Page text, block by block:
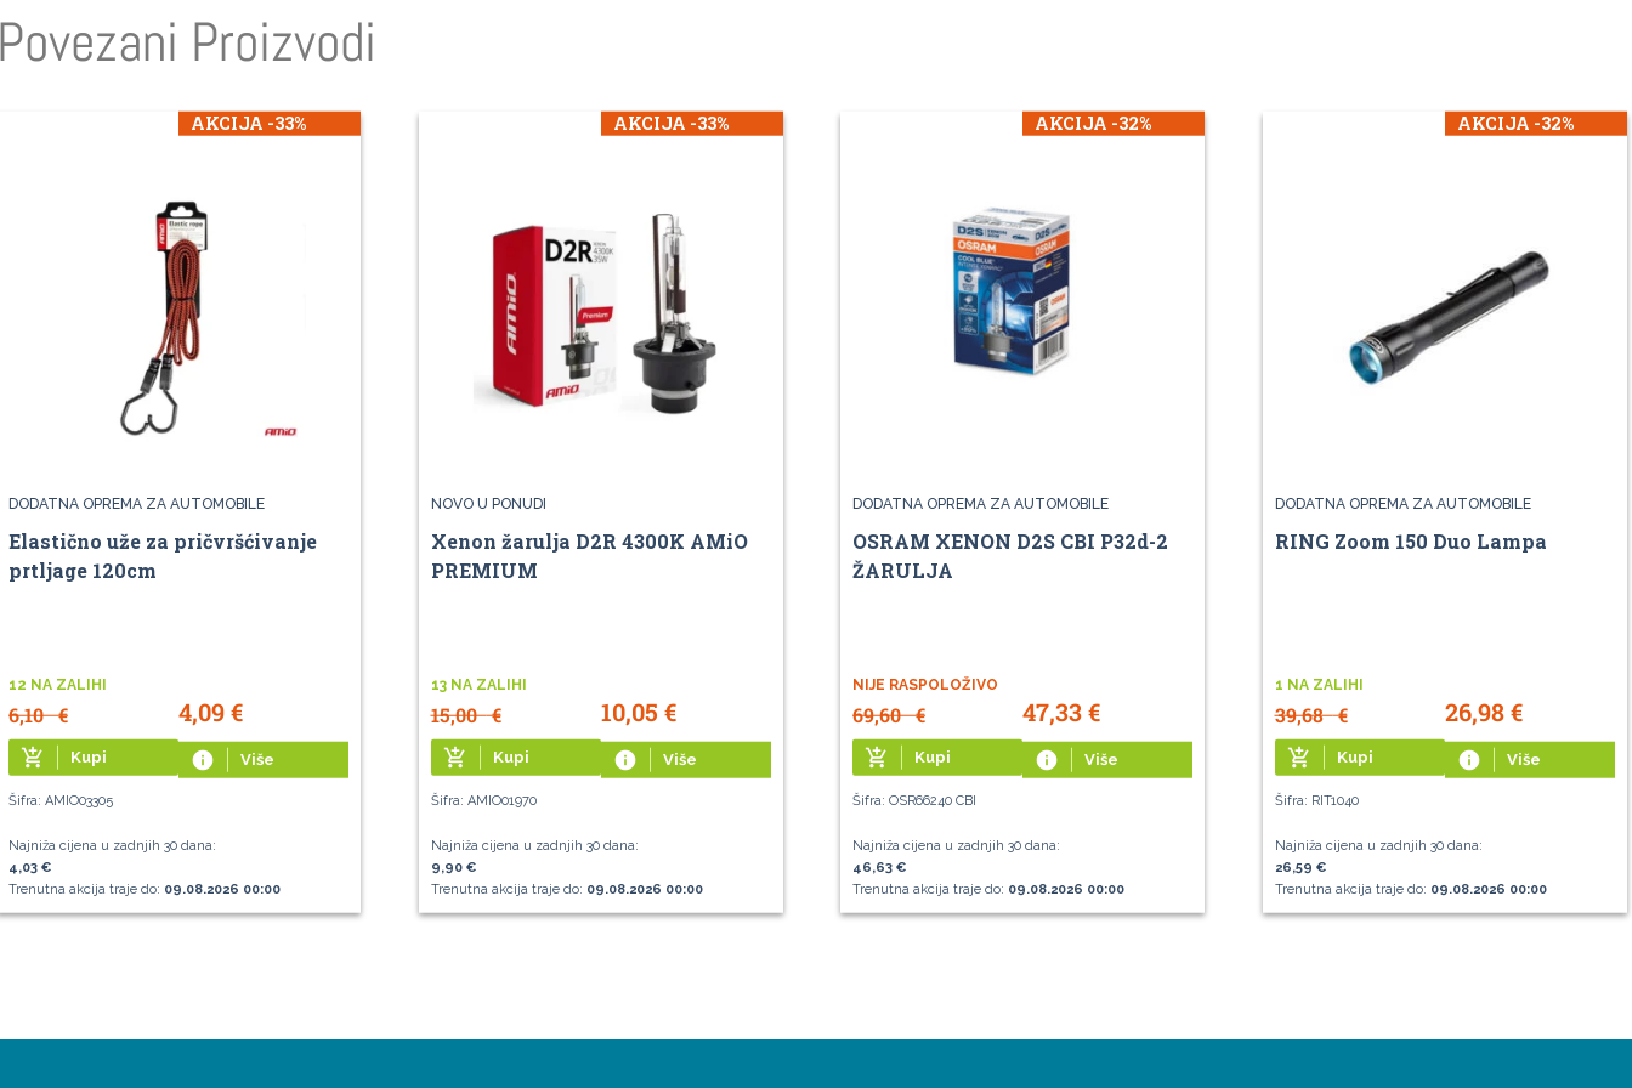
Proizvodi
AKCIJA -33%
DODATNA OPREMA ZA AUTOMOBILE
Elastično uže za pričvršćivanje
prtljage 120cm
12 NA ZALIHI
6,10€ 4,09€
add_shopping_cart Kupi info Više
Šifra: AMIO03305
Najniža cijena u zadnjih 30 dana:
4,03 €
Trenutna akcija traje do: 09.08.2026 00:00
AKCIJA -33%
NOVO U PONUDI
Xenon žarulja D2R 4300K AMiO
PREMIUM
13 NA ZALIHI
15,00€ 10,05 €
add_shopping_cart Kupi info Više
Šifra: AMIO01970
Najniža cijena u zadnjih 30 dana:
9,90 €
Trenutna akcija traje do: 09.08.2026 00:00
AKCIJA -32%
DODATNA OPREMA ZA AUTOMOBILE
OSRAM XENON D2S CBI P32d-2
ŽARULJA
NIJE RASPOLOŽIVO
69,60€ 47,33€
add_shopping_cart Kupi info Više
Šifra: OSR66240 CBI
Najniža cijena u zadnjih 30 dana:
46,63 €
Trenutna akcija traje do: 09.08.2026 00:00
AKCIJA -32%
DODATNA OPREMA ZA AUTOMOBILE
RING Zoom 150 Duo Lampa
1 NA ZALIHI
39,68€ 26,98€
add_shopping_cart Kupi info Više
Šifra: RIT1040
Najniža cijena u zadnjih 30 dana:
26,59 €
Trenutna akcija traje do: 09.08.2026 00:00